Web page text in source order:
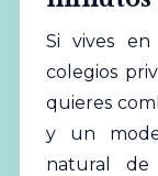
Si vives en
colegios
quieres
y un
natural